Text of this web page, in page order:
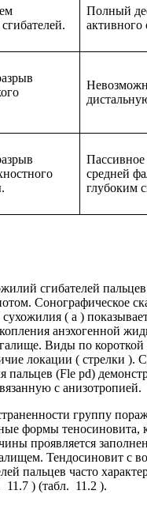
Полный
активного
Пассивное
средней
глубоким
сгибателей
Сонографическое
( а )
анэхогенной
Виды по короткой
локации ( стрелки ).
пальцев (Fle pd)
с анизотропией.
группу
формы теносиновита,
проявляется
Тендосиновит с
пальцев часто
11.7 ) (табл. 11.2 ).